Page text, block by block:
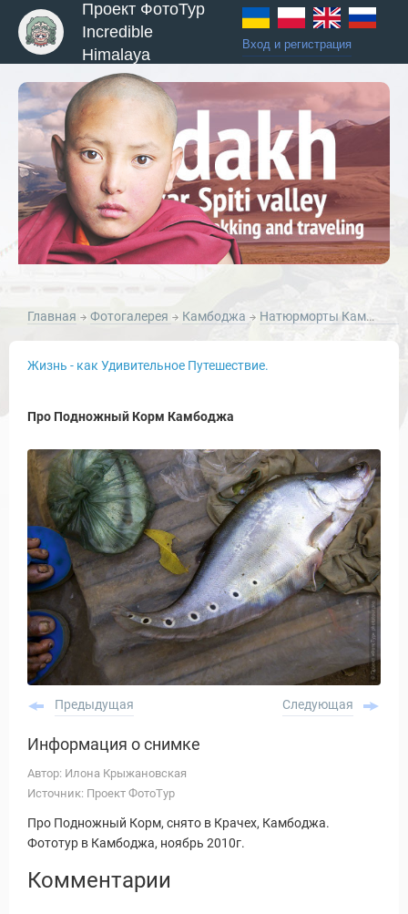
и Туры
Проект ФотоТур
Incredible
Himalaya
Вход и регистрация
Главная Фотогалерея Камбоджа Натюрморты Камбоджа
Жизнь - как Удивительное Путешествие.
Про Подножный Корм Камбоджа
Предыдущая Следующая
Информация о снимке
Автор: Илона Крыжановская
Источник: Проект ФотоТур
Про Подножный Корм, снято в Крачех, Камбоджа.
Фототур в Камбоджа, ноябрь 2010г.
Комментарии